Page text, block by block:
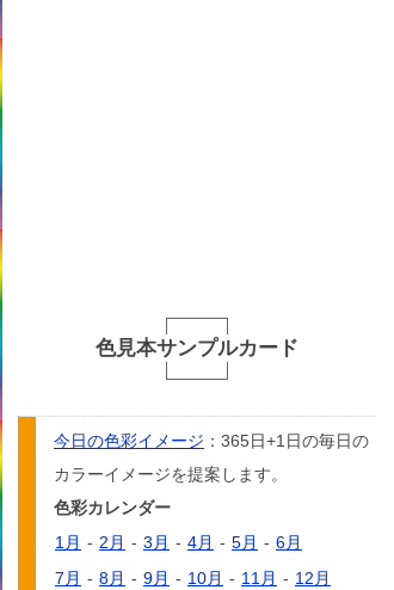
色見本サンプルカード
今日の色彩イメージ ：365日+1日の毎日の
カラーイメージを提案します。
色彩カレンダー
1月 - 2月 - 3月 - 4月 - 5月 - 6月
7月 - 8月 - 9月 - 10月 - 11月 - 12月